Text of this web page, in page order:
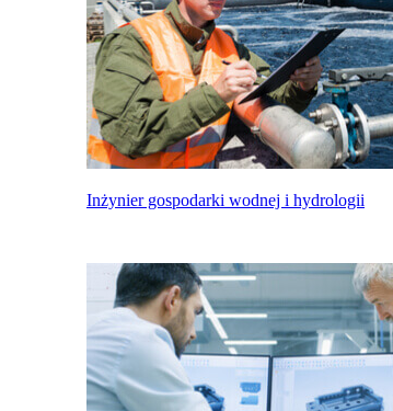
Inżynier gospodarki wodnej i hydrologii